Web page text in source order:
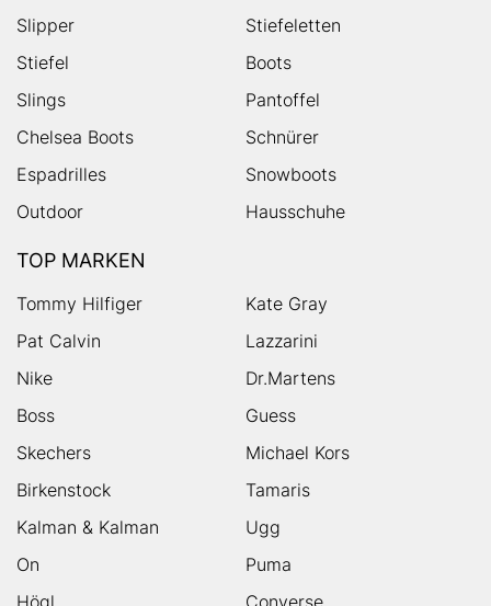
Slipper
Stiefeletten
Stiefel
Boots
Slings
Pantoffel
Chelsea Boots
Schnürer
Espadrilles
Snowboots
Outdoor
Hausschuhe
TOP MARKEN
Tommy Hilfiger
Kate Gray
Pat Calvin
Lazzarini
Nike
Dr.Martens
Boss
Guess
Skechers
Michael Kors
Birkenstock
Tamaris
Kalman & Kalman
Ugg
On
Puma
Högl
Converse